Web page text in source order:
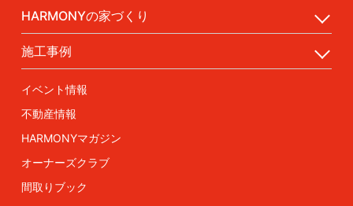
HARMONYの家づくり
施工事例
イベント情報
不動産情報
HARMONYマガジン
オーナーズクラブ
間取りブック